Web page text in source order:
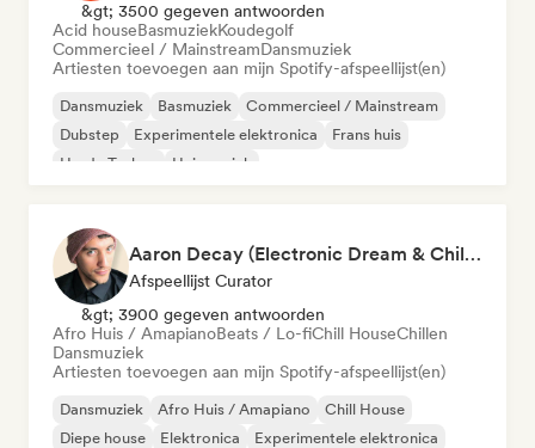
&gt; 3500 gegeven antwoorden
Acid houseBasmuziekKoudegolf
Commercieel / MainstreamDansmuziek
Artiesten toevoegen aan mijn Spotify-afspeellijst(en)
Dansmuziek Basmuziek
Commercieel / Mainstream
Dubstep
Experimentele elektronica
Frans huis
Harde Techno
Huismuziek
Aaron Decay (Electronic Dream & Chill Electronic Dream playlists)
Afspeellijst Curator
&gt; 3900 gegeven antwoorden
Afro Huis / AmapianoBeats / Lo-fiChill HouseChillen
Dansmuziek
Artiesten toevoegen aan mijn Spotify-afspeellijst(en)
Dansmuziek Afro Huis / Amapiano
Chill House
Diepe house
Elektronica
Experimentele elektronica